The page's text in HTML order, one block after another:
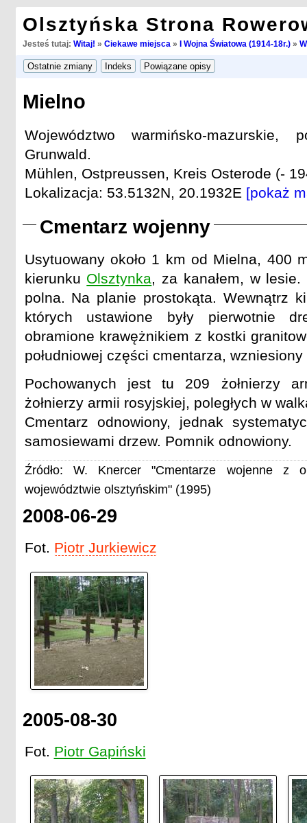
Olsztyńska Strona
Jesteś tutaj: Witaj! » Ciekawe miejsca » I Wojna Światowa (1914-18r.)»
Mielno
Województwo warmińsko-mazurskie,
Grunwald.
Mühlen, Ostpreussen, Kreis Osterode (-
Lokalizacja: 53.5132N, 20.1932E [pokaż
Cmentarz wojenny
Usytuowany około 1 km od Mielna, 400
kierunku Olsztynka, za kanałem, w
polna. Na planie prostokąta. Wewnątrz
których ustawione były pierwotnie
obramione krawężnikiem z kostki
południowej części cmentarza,
Pochowanych jest tu 209 żołnierzy
żołnierzy armii rosyjskiej, poległych w
Cmentarz odnowiony, jednak
samosiewami drzew. Pomnik odnowiony.
Źródło: W. Knercer "Cmentarze wojenne z
województwie olsztyńskim" (1995)
2008-06-29
Fot. Piotr Jurkiewicz
2005-08-30
Fot. Piotr Gapiński